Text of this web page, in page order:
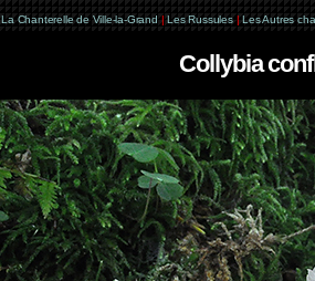
La Chanterelle de Ville-la-Grand | Les Russules | Les Autres
Collybia